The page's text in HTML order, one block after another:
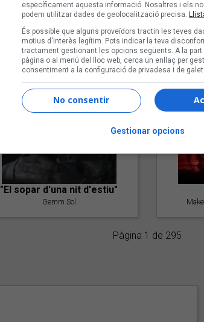
"Lo bueno y lo malo"
Carmen y María
Pep
"El sopar d'una nit d'estiu"
Gemm Sol
Pàgina 1 de 295
específicament aquesta informació. Nosaltres i els
podem utilitzar dades de geolocalització precisa.
És possible que alguns proveïdors tractin les teves
motius d'interès legítim. Pots indicar la teva
tractament gestionant les opcions següents. A la
pàgina o al menú del lloc web, cerca un enllaç per
consentiment a la configuració de privadesa i de
No consentir
Gestionar opcions